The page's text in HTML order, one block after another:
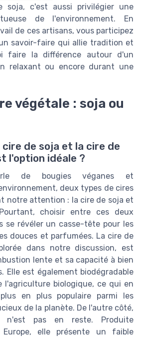
soja, c'est aussi privilégier une
de l'environnement. En
de ces artisans, vous participez
savoir-faire qui allie tradition et
faire la différence autour d'un
relaxant ou encore durant une
végétale : soja ou
de soja et la cire de
l'option idéale ?
de bougies véganes et
deux types de cires
notre attention : la cire de soja et
choisir entre ces deux
se révéler un casse-tête pour les
douces et parfumées. La cire de
dans notre discussion, est
lente et sa capacité à bien
Elle est également biodégradable
l'agriculture biologique, ce qui en
en plus populaire parmi les
de la planète. De l'autre côté,
pas en reste. Produite
Europe, elle présente un faible